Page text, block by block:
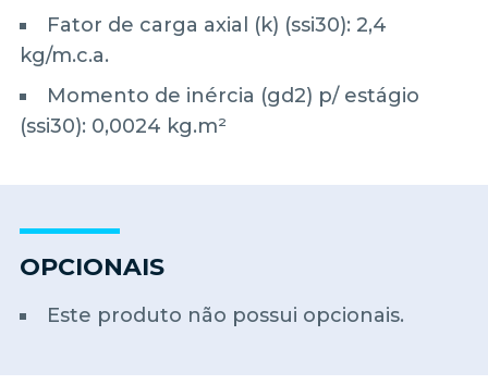
Fator de carga axial (k) (ssi30): 2,4
kg/m.c.a.
Momento de inércia (gd2) p/ estágio
(ssi30): 0,0024 kg.m²
OPCIONAIS
Este produto não possui opcionais.